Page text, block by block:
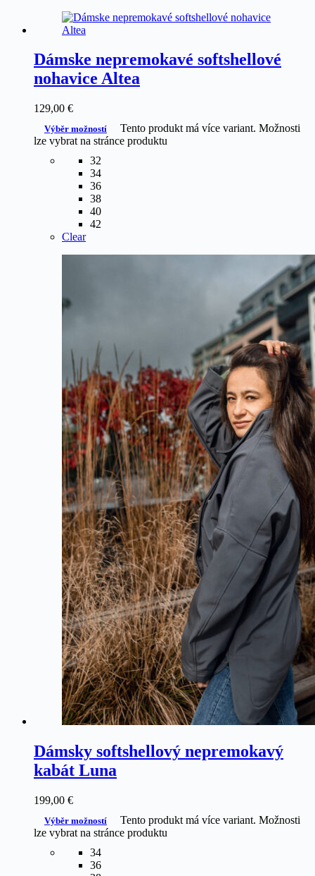
Dámske nepremokavé softshellové
nohavice Altea
129,00 €
Výběr možností
Tento produkt má více variant. Možnosti
lze vybrat na stránce produktu
32
34
36
38
40
42
Clear
Dámsky softshellový nepremokavý
kabát Luna
199,00 €
Výběr možností
Tento produkt má více variant. Možnosti
lze vybrat na stránce produktu
34
36